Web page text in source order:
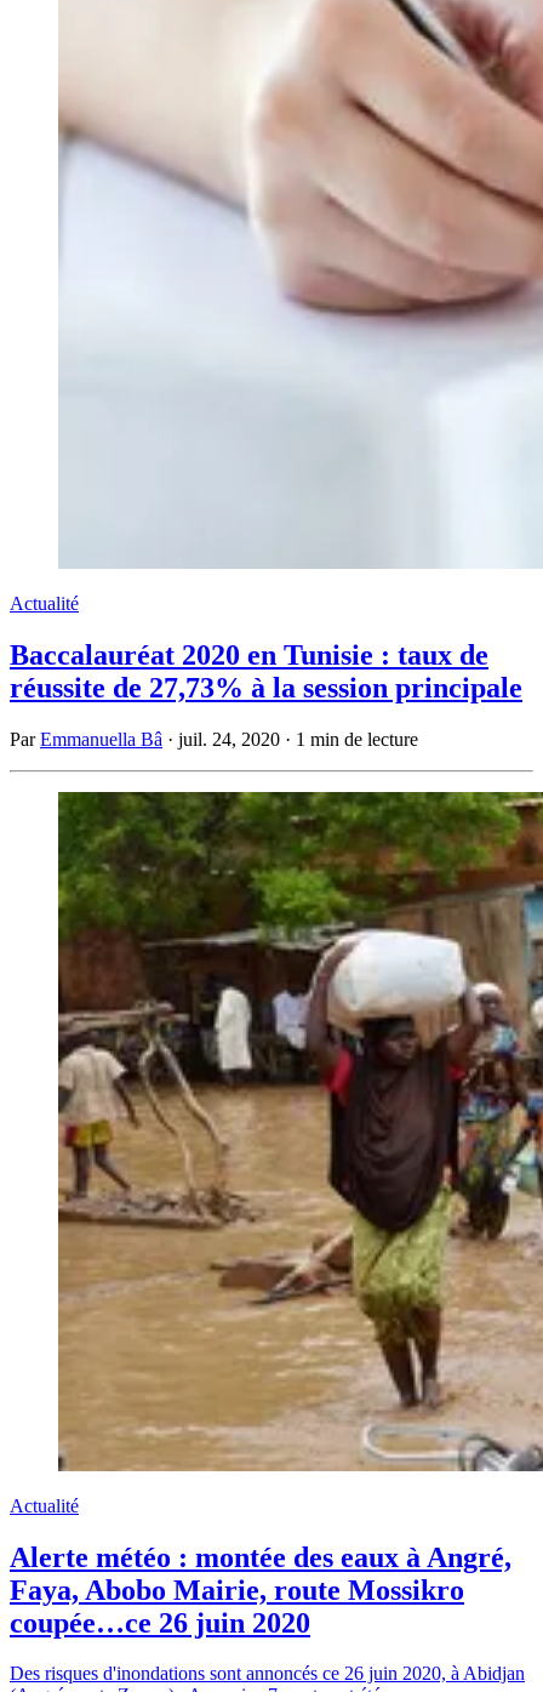
Actualité
Baccalauréat 2020 en Tunisie : taux de
réussite de 27,73% à la session principale
ParEmmanuella Bâ · juil. 24, 2020 · 1 min de lecture
Actualité
Alerte météo : montée des eaux à Angré,
Faya, Abobo Mairie, route Mossikro
coupée…ce 26 juin 2020
Des risques d'inondations sont annoncés ce 26 juin 2020, à Abidjan